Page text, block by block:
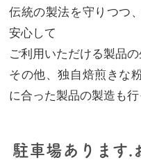
伝統の製法を守りつつ
安心して
ご利用いただける製品
その他、独自焙煎きな
に合った製品の製造も
駐車場あります.